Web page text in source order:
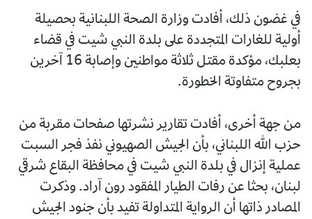
في غضون ذلك، أفادت وزارة الصحة اللبنانية بحصيلة
أولية للغارات المتجددة على بلدة النبي شيت في قضاء
بعلبك، مؤكدة مقتل ثلاثة مواطنين وإصابة 16 آخرين
بجروح متفاوتة الخطورة.
من جهة أخرى، أفادت تقارير نشرتها صفحات مقربة من
حزب الله اللبناني، بأن الجيش الصهيوني نفذ فجر السبت
عملية إنزال في بلدة النبي شيت في محافظة البقاع شرقي
لبنان، بحثا عن رفات الطيار المفقود رون آراد. وذكرت
المصادر ذاتها أن الرواية المتداولة تفيد بأن جنود الجيش